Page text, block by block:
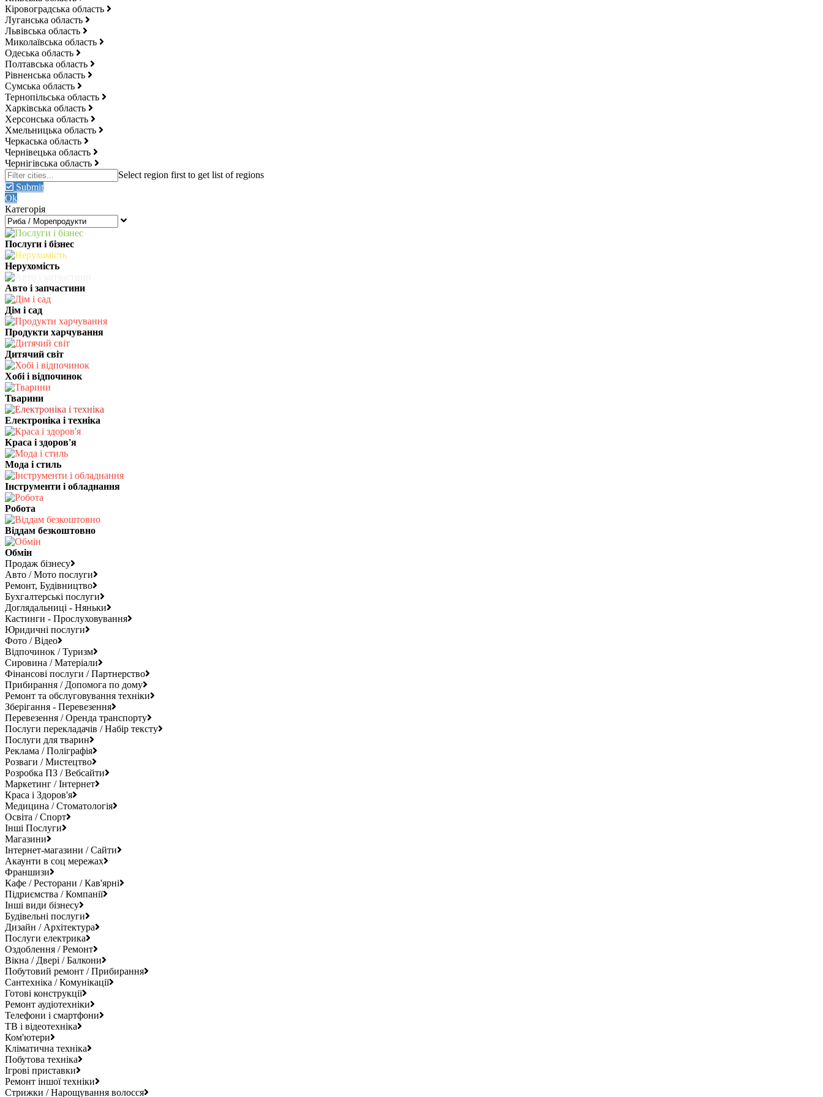
Кіровоградська область
Луганська область
Львівська область
Миколаївська область
Одеська область
Полтавська область
Рівненська область
Сумська область
Тернопільська область
Харківська область
Херсонська область
Хмельницька область
Черкаська область
Чернівецька область
Чернігівська область
Submit
Ok
Категорія
Послуги і бізнес
Нерухомість
Авто і запчастини
Дім і сад
Продукти харчування
Дитячий світ
Хобі і відпочинок
Тварини
Електроніка і техніка
Краса і здоров'я
Мода і стиль
Інструменти і обладнання
Робота
Віддам безкоштовно
Обмін
Продаж бізнесу
Авто / Мото послуги
Ремонт, Будівництво
Бухгалтерські послуги
Доглядальниці - Няньки
Кастинги - Прослуховування
Юридичні послуги
Фото / Відео
Відпочинок / Туризм
Сировина / Матеріали
Фінансові послуги / Партнерство
Прибирання / Допомога по дому
Ремонт та обслуговування техніки
Зберігання - Перевезення
Перевезення / Оренда транспорту
Послуги перекладачів / Набір тексту
Послуги для тварин
Реклама / Поліграфія
Розваги / Мистецтво
Розробка ПЗ / Вебсайти
Маркетинг / Інтернет
Краса і Здоров'я
Медицина / Стоматологія
Освіта / Спорт
Інші Послуги
Магазини
Інтернет-магазини / Сайти
Акаунти в соц мережах
Франшизи
Кафе / Ресторани / Кав'ярні
Підриємства / Компанії
Інші види бізнесу
Будівельні послуги
Дизайн / Архітектура
Послуги електрика
Оздоблення / Ремонт
Вікна / Двері / Балкони
Побутовий ремонт / Прибирання
Сантехніка / Комунікації
Готові конструкції
Ремонт аудіотехніки
Телефони і смартфони
ТВ і відеотехніка
Ком'ютери
Кліматична техніка
Побутова техніка
Ігрові приставки
Ремонт іншої техніки
Стрижки / Нарощування волосся